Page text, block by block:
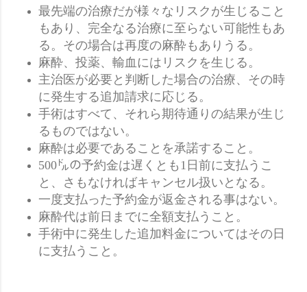
最先端の治療だが様々なリスクが生じること
もあり、完全なる治療に至らない可能性もあ
る。その場合は再度の麻酔もありうる。
麻酔、投薬、輸血にはリスクを生じる。
主治医が必要と判断した場合の治療、その時
に発生する追加請求に応じる。
手術はすべて、それら期待通りの結果が生じ
るものではない。
麻酔は必要であることを承諾すること。
500㌦の予約金は遅くとも1日前に支払うこ
と、さもなければキャンセル扱いとなる。
一度支払った予約金が返金される事はない。
麻酔代は前日までに全額支払うこと。
手術中に発生した追加料金についてはその日
に支払うこと。